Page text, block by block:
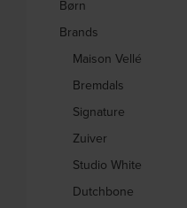
Børn
Brands
Maison Vellé
Bremdals
Signature
Zuiver
Studio White
Dutchbone